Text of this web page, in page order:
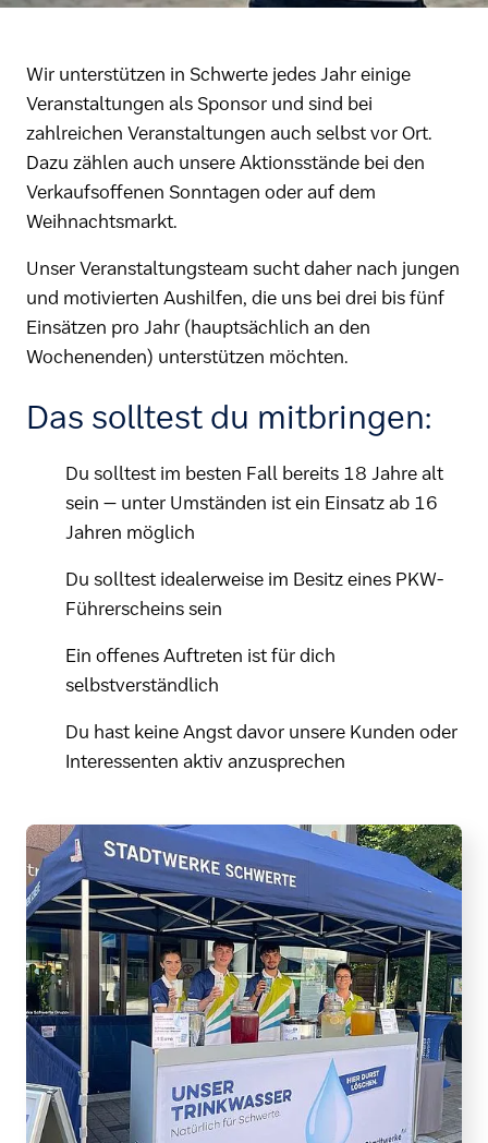
Wir unterstützen in Schwerte jedes Jahr einige
Veranstaltungen als Sponsor und sind bei
zahlreichen Veranstaltungen auch selbst vor Ort.
Dazu zählen auch unsere Aktionsstände bei den
Verkaufsoffenen Sonntagen oder auf dem
Weihnachtsmarkt.
Unser Veranstaltungsteam sucht daher nach jungen
und motivierten Aushilfen, die uns bei drei bis fünf
Einsätzen pro Jahr (hauptsächlich an den
Wochenenden) unterstützen möchten.
Das solltest du mitbringen:
Du solltest im besten Fall bereits 18 Jahre alt
sein – unter Umständen ist ein Einsatz ab 16
Jahren möglich
Du solltest idealerweise im Besitz eines PKW-
Führerscheins sein
Ein offenes Auftreten ist für dich
selbstverständlich
Du hast keine Angst davor unsere Kunden oder
Interessenten aktiv anzusprechen